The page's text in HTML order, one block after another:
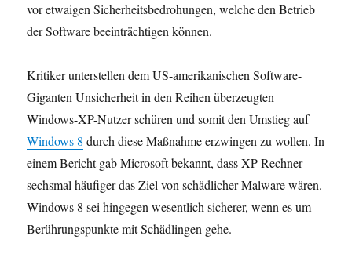
vor etwaigen Sicherheitsbedrohungen, welche den Betrieb
der Software beeinträchtigen können.
Kritiker unterstellen dem US-amerikanischen Software-
Giganten Unsicherheit in den Reihen überzeugten
Windows-XP-Nutzer schüren und somit den Umstieg auf
Windows 8 durch diese Maßnahme erzwingen zu wollen. In
einem Bericht gab Microsoft bekannt, dass XP-Rechner
sechsmal häufiger das Ziel von schädlicher Malware wären.
Windows 8 sei hingegen wesentlich sicherer, wenn es um
Berührungspunkte mit Schädlingen gehe.